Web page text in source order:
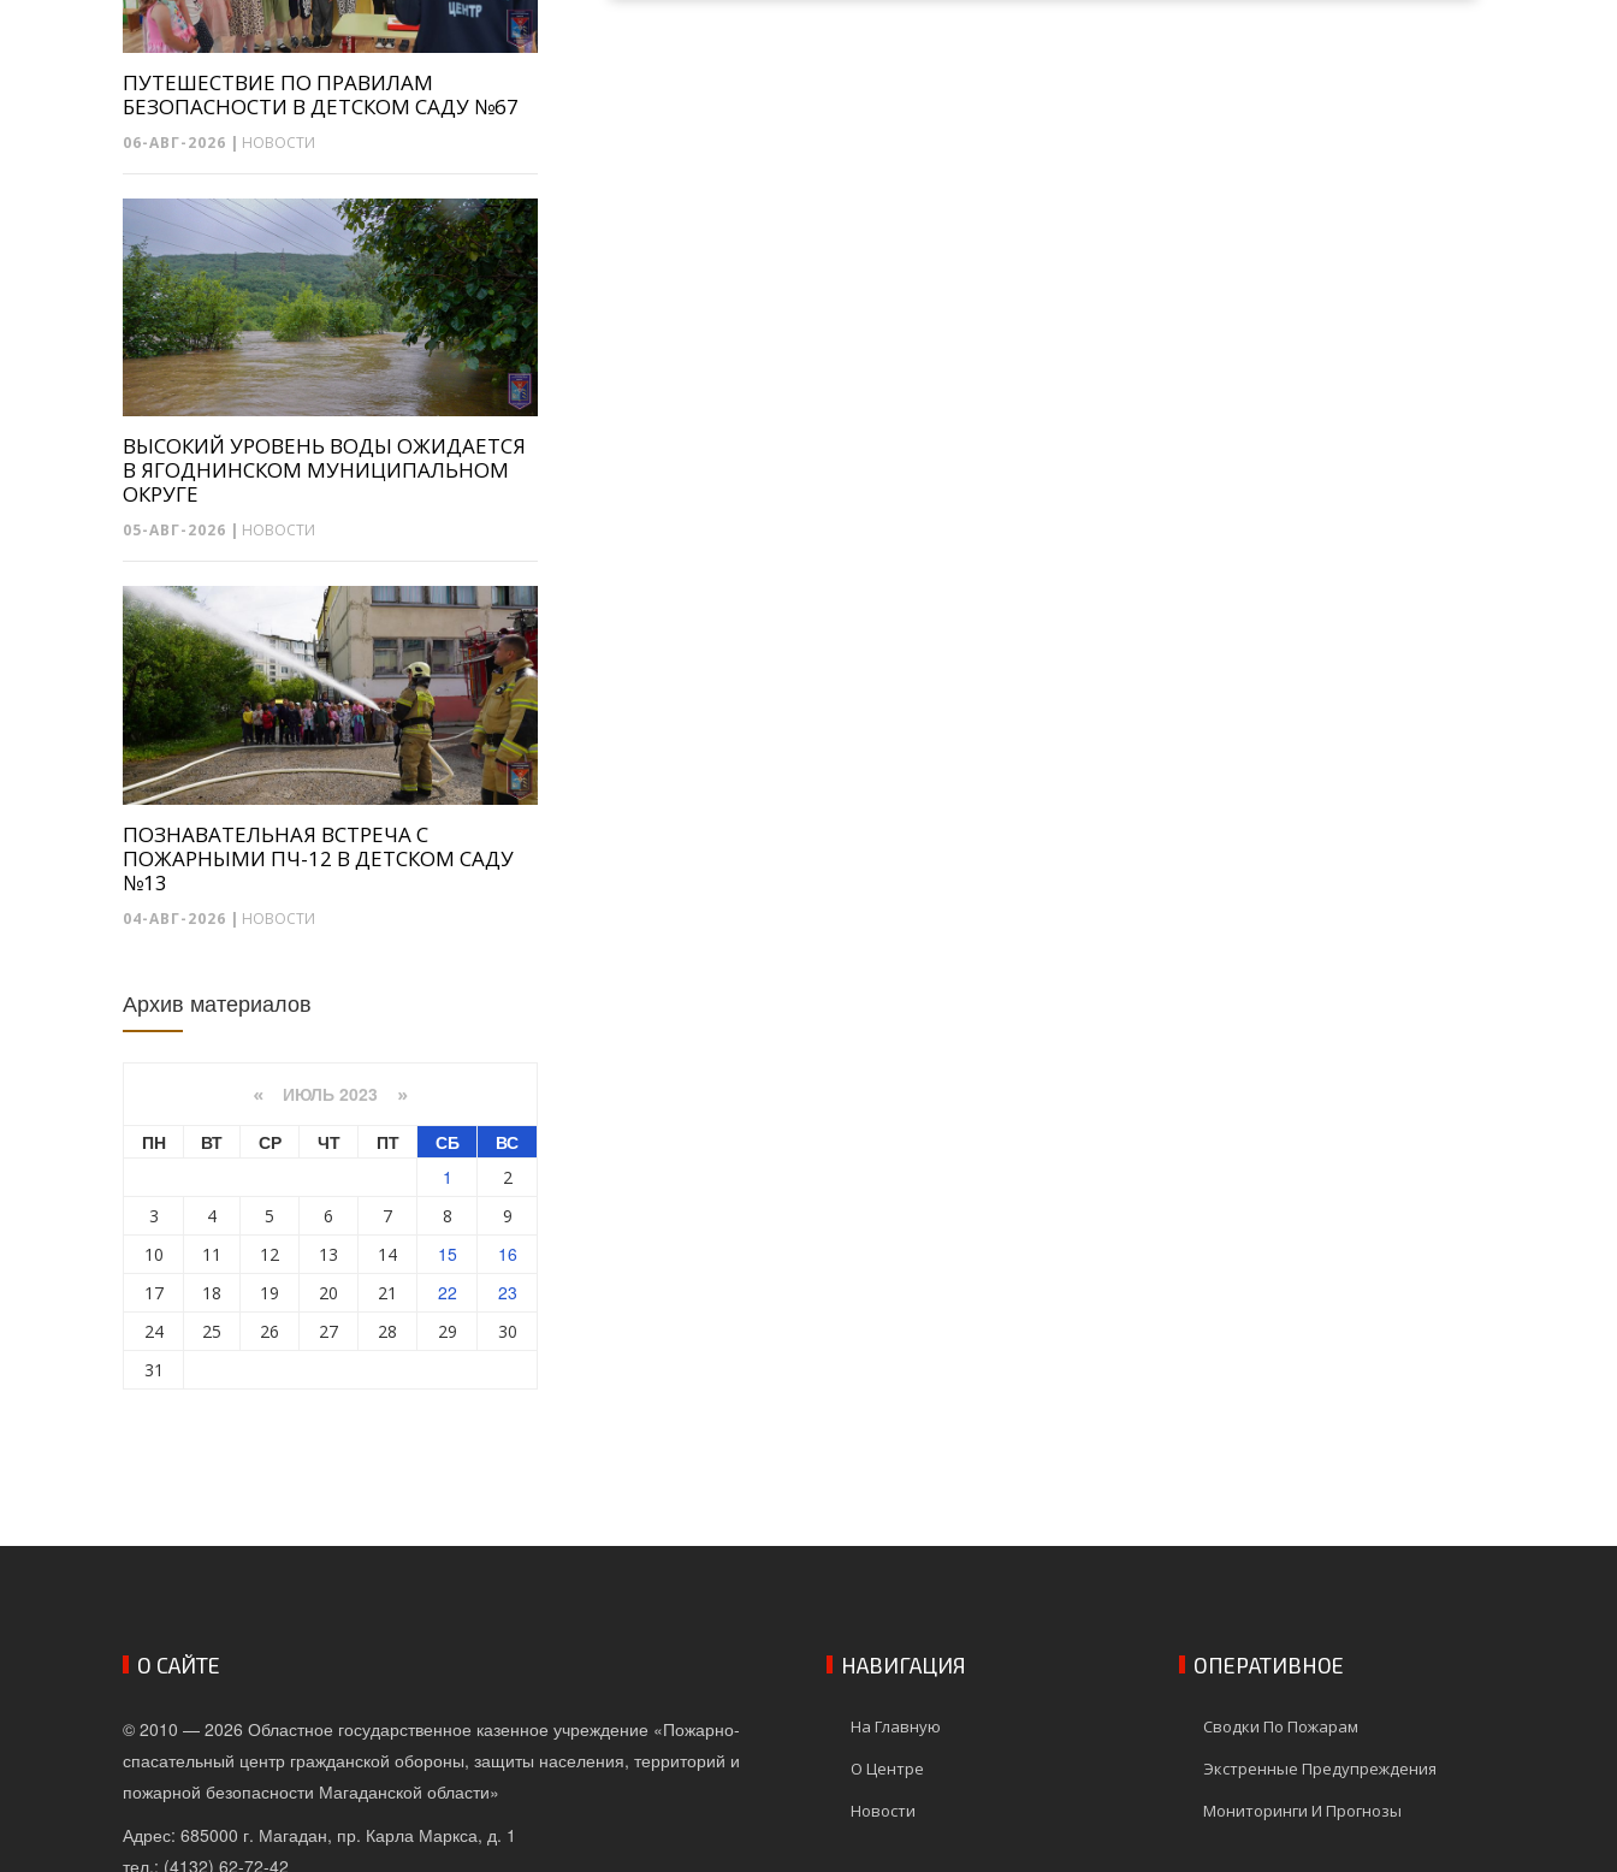
ПУТЕШЕСТВИЕ ПО ПРАВИЛАМ
БЕЗОПАСНОСТИ В ДЕТСКОМ САДУ №67
06-АВГ-2026 | НОВОСТИ
ВЫСОКИЙ УРОВЕНЬ ВОДЫ ОЖИДАЕТСЯ
В ЯГОДНИНСКОМ МУНИЦИПАЛЬНОМ
ОКРУГЕ
05-АВГ-2026 НОВОСТИ
ПОЗНАВАТЕЛЬНАЯ ВСТРЕЧА С
ПОЖАРНЫМИ ПЧ-12 В ДЕТСКОМ САДУ
№13
04-АВГ-2026 | НОВОСТИ
Архив материалов
« ИЮЛЬ 2023 »
ПН ВТ СР ЧТ ПТ СБ
ВС
1
2
3
4 5 6 7 8
9
10
11 12 13 14 15 16
17 18 19 20 21 22 23
24 25 26 27 28 29
30
31
О САЙТЕ
© 2010 — 2026 Областное государственное казенное учреждение «Пожарно-
спасательный центр гражданской обороны, защиты населения, территорий и
пожарной безопасности Магаданской области»
Адрес: 685000 г. Магадан, пр. Карла Маркса, д. 1
тел.: (4132) 62-72-42
НАВИГАЦИЯ
На Главную
О Центре
Новости
ОПЕРАТИВНОЕ
Сводки По Пожарам
Экстренные Предупреждения
Мониторинги И Прогнозы